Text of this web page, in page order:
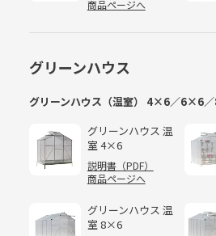
商品ページへ
グリーンハウス
グリーンハウス（温室） 4×6／6×6
グリーンハウス 温
室 4×6
説明書（PDF）
商品ページへ
グリーンハウス 温
室 8×6